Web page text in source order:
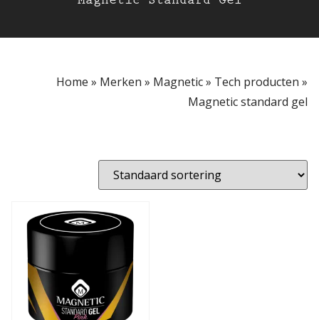
Home » Merken » Magnetic» Tech producten »
Magnetic standard gel